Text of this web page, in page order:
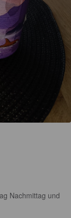
Nachmittag und